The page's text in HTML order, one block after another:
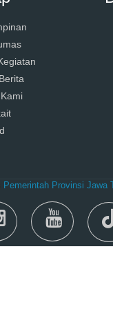
Pemerintah Provinsi Jawa